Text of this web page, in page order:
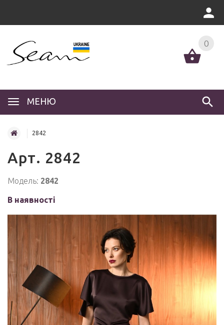
МЕНЮ
0
2842
Арт. 2842
Модель: 2842
В наявності